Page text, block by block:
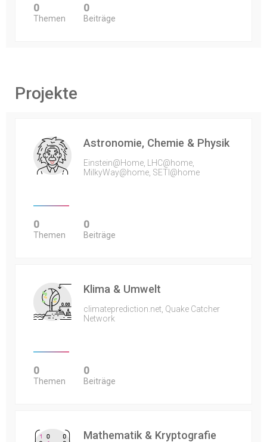
0
Themen
0
Beiträge
Projekte
Astronomie, Chemie & Physik
Einstein@Home, LHC@home,
MilkyWay@home, SETI@home
0
Themen
0
Beiträge
Klima & Umwelt
climateprediction.net, Quake Catcher
Network
0
Themen
0
Beiträge
Mathematik & Kryptografie